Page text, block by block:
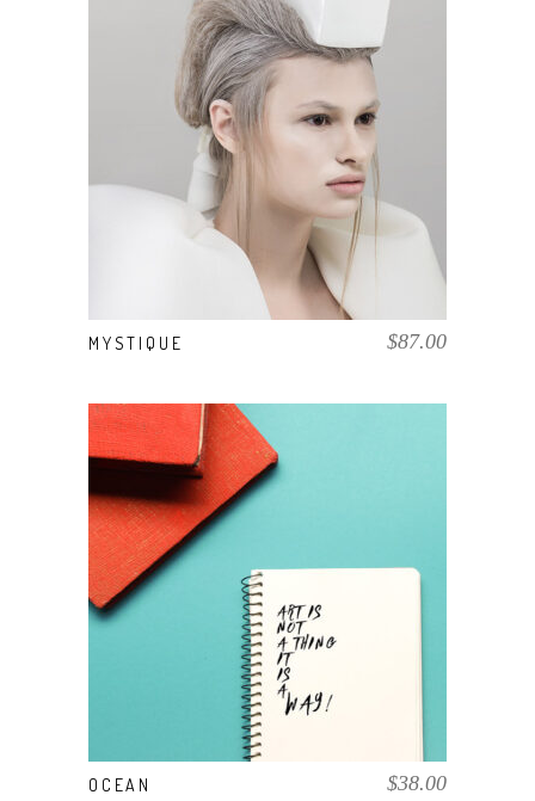
AÑADIR AL CARRITO
MYSTIQUE $87.00
AÑADIR AL CARRITO
OCEAN $38.00